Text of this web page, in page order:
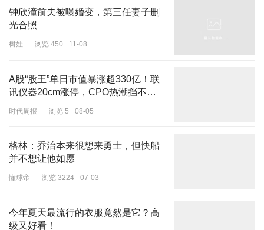
家都比较熟的《武则天秘史》，斯琴高娃演老年武则天，刘晓庆演中
年武则天，阿娇演上官婉儿，但这并不能锁定阿娇就是这位不念台词
的演员。
钟欣潼前夫被曝婚变，第三任妻子删
光合照
树娃 浏览 450 11-08
A股“股王”单日市值暴涨超330亿！联
讯仪器20cm涨停，CPO热潮挡不
时代周报 浏览 5 08-05
格林：乔治本来很想来勇士，但快船
并不想让他如愿
懂球帝 浏览 3224 07-03
今年夏天最流行的衣服竟然是它？高
级又好看！